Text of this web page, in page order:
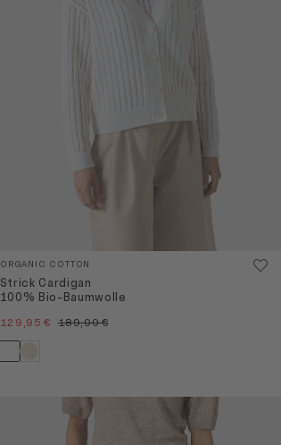
ORGANIC COTTON
Strick Cardigan
100% Bio-Baumwolle
129,95 € 189,00 €